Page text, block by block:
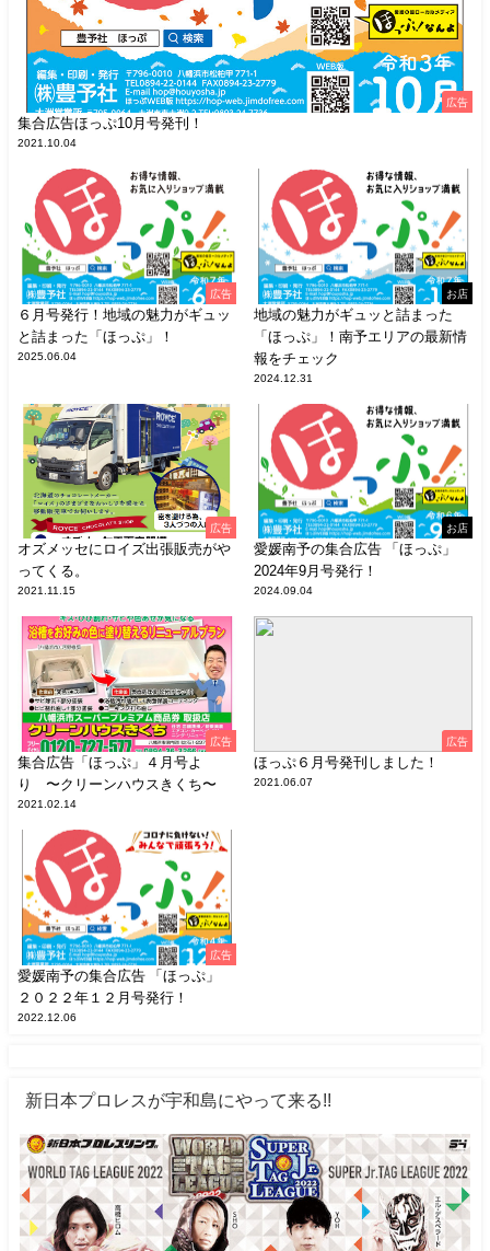
広告
集合広告ほっぷ10月号発刊！
2021.10.04
広告
６月号発行！地域の魅力がギュッ
と詰まった「ほっぷ」！
2025.06.04
お店
地域の魅力がギュッと詰まった
「ほっぷ」！南予エリアの最新情
報をチェック
2024.12.31
広告
オズメッセにロイズ出張販売がや
ってくる。
2021.11.15
お店
愛媛南予の集合広告 「ほっぷ」
2024年9月号発行！
2024.09.04
広告
集合広告「ほっぷ」４月号よ
り 〜クリーンハウスきくち〜
2021.02.14
広告
ほっぷ６月号発刊しました！
2021.06.07
広告
愛媛南予の集合広告 「ほっぷ」
２０２２年１２月号発行！
2022.12.06
新日本プロレスが宇和島にやって来る!!